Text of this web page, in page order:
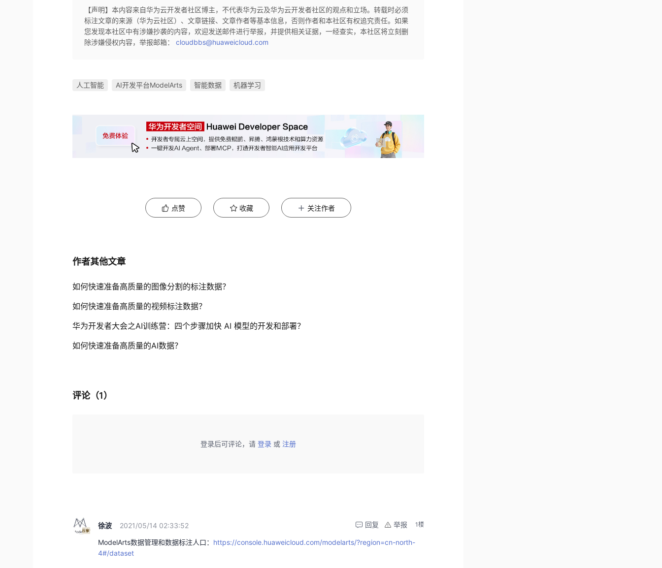
【声明】本内容来自华为云开发者社区博主，不代表华为云及华为云开发者社区的观点和立场。转载时必须
标注文章的来源（华为云社区）、文章链接、文章作者等基本信息，否则作者和本社区有权追究责任。如果
您发现本社区中有涉嫌抄袭的内容，欢迎发送邮件进行举报，并提供相关证据，一经查实，本社区将立刻删
除涉嫌侵权内容，举报邮箱：cloudbbs@huaweicloud.com
人工智能 AI开发平台ModelArts 智能数据 机器学习
点赞 收藏 关注作者
作者其他文章
如何快速准备高质量的图像分割的标注数据？
如何快速准备高质量的视频标注数据？
华为开发者大会之AI训练营：四个步骤加快 AI 模型的开发和部署？
如何快速准备高质量的AI数据？
评论（1）
登录后可评论，请 登录 或 注册
徐波 2021/05/14 02:33:52 1楼
举报
回复
ModelArts数据管理和数据标注人口： https://console.huaweicloud.com/modelarts/?region=cn-north-
4#/dataset